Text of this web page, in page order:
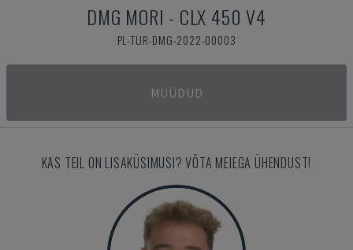
DMG MORI - CLX 450 V4
PL-TUR-DMG-2022-00003
MÜÜDUD
KAS TEIL ON LISAKÜSIMUSI? VÕTA MEIEGA ÜHENDUST!